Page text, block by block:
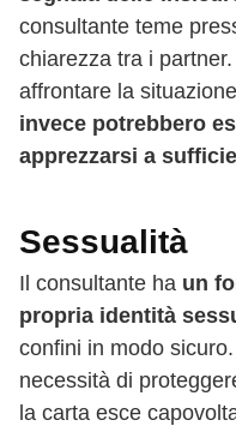
consultante teme
chiarezza tra i
affrontare la
invece potrebbero
apprezzarsi a
Sessualità
Il consultante ha un
propria identità
confini in modo
necessità di
la carta esce